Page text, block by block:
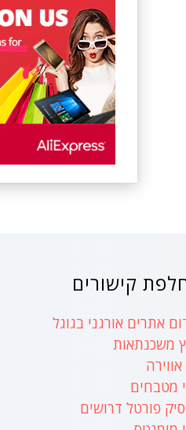
קישורים
אתרים אורגני בגוגל
משכנתאות
מטבחים
פורטל דרושים